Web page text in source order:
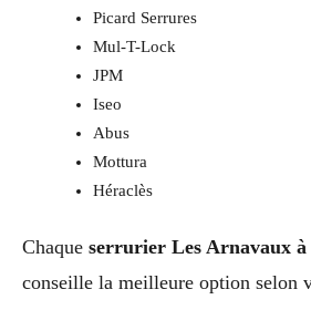
Picard Serrures
Mul-T-Lock
JPM
Iseo
Abus
Mottura
Héraclès
Chaque serrurier Les Arnavaux
conseille la meilleure option selon